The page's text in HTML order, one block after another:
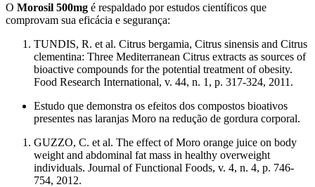
O Morosil 500mg é respaldado por estudos científicos que
comprovam sua eficácia e segurança:
TUNDIS, R. et al. Citrus bergamia, Citrus sinensis and Citrus
clementina: Three Mediterranean Citrus extracts as sources of
bioactive compounds for the potential treatment of obesity.
Food Research International, v. 44, n. 1, p. 317-324, 2011.
Estudo que demonstra os efeitos dos compostos bioativos
presentes nas laranjas Moro na redução de gordura corporal.
GUZZO, C. et al. The effect of Moro orange juice on body
weight and abdominal fat mass in healthy overweight
individuals. Journal of Functional Foods, v. 4, n. 4, p. 746-
754, 2012.